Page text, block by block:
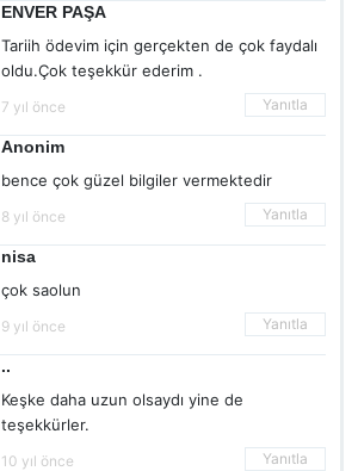
ENVER PAŞA
Tariih ödevim için gerçekten de çok faydalı
oldu.Çok teşekkür ederim .
7 yıl önce Yanıtla
Anonim
bence çok güzel bilgiler vermektedir
8 yıl önce Yanıtla
nisa
çok saolun
9 yıl önce Yanıtla
..
Keşke daha uzun olsaydı yine de
teşekkürler.
10 yıl önce Yanıtla